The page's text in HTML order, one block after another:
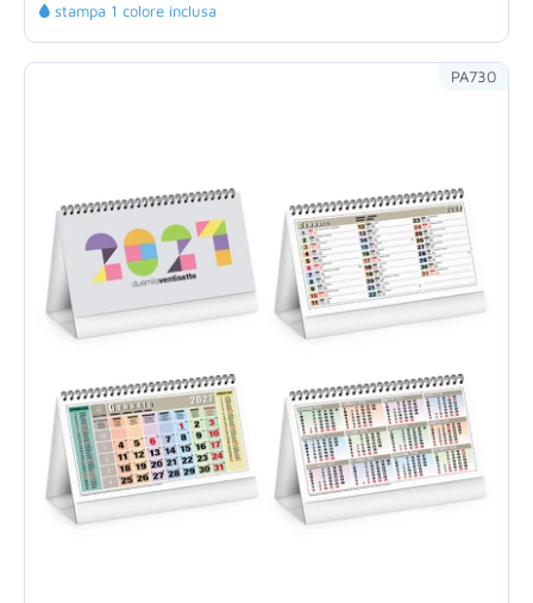
stampa 1 colore inclusa
PA730